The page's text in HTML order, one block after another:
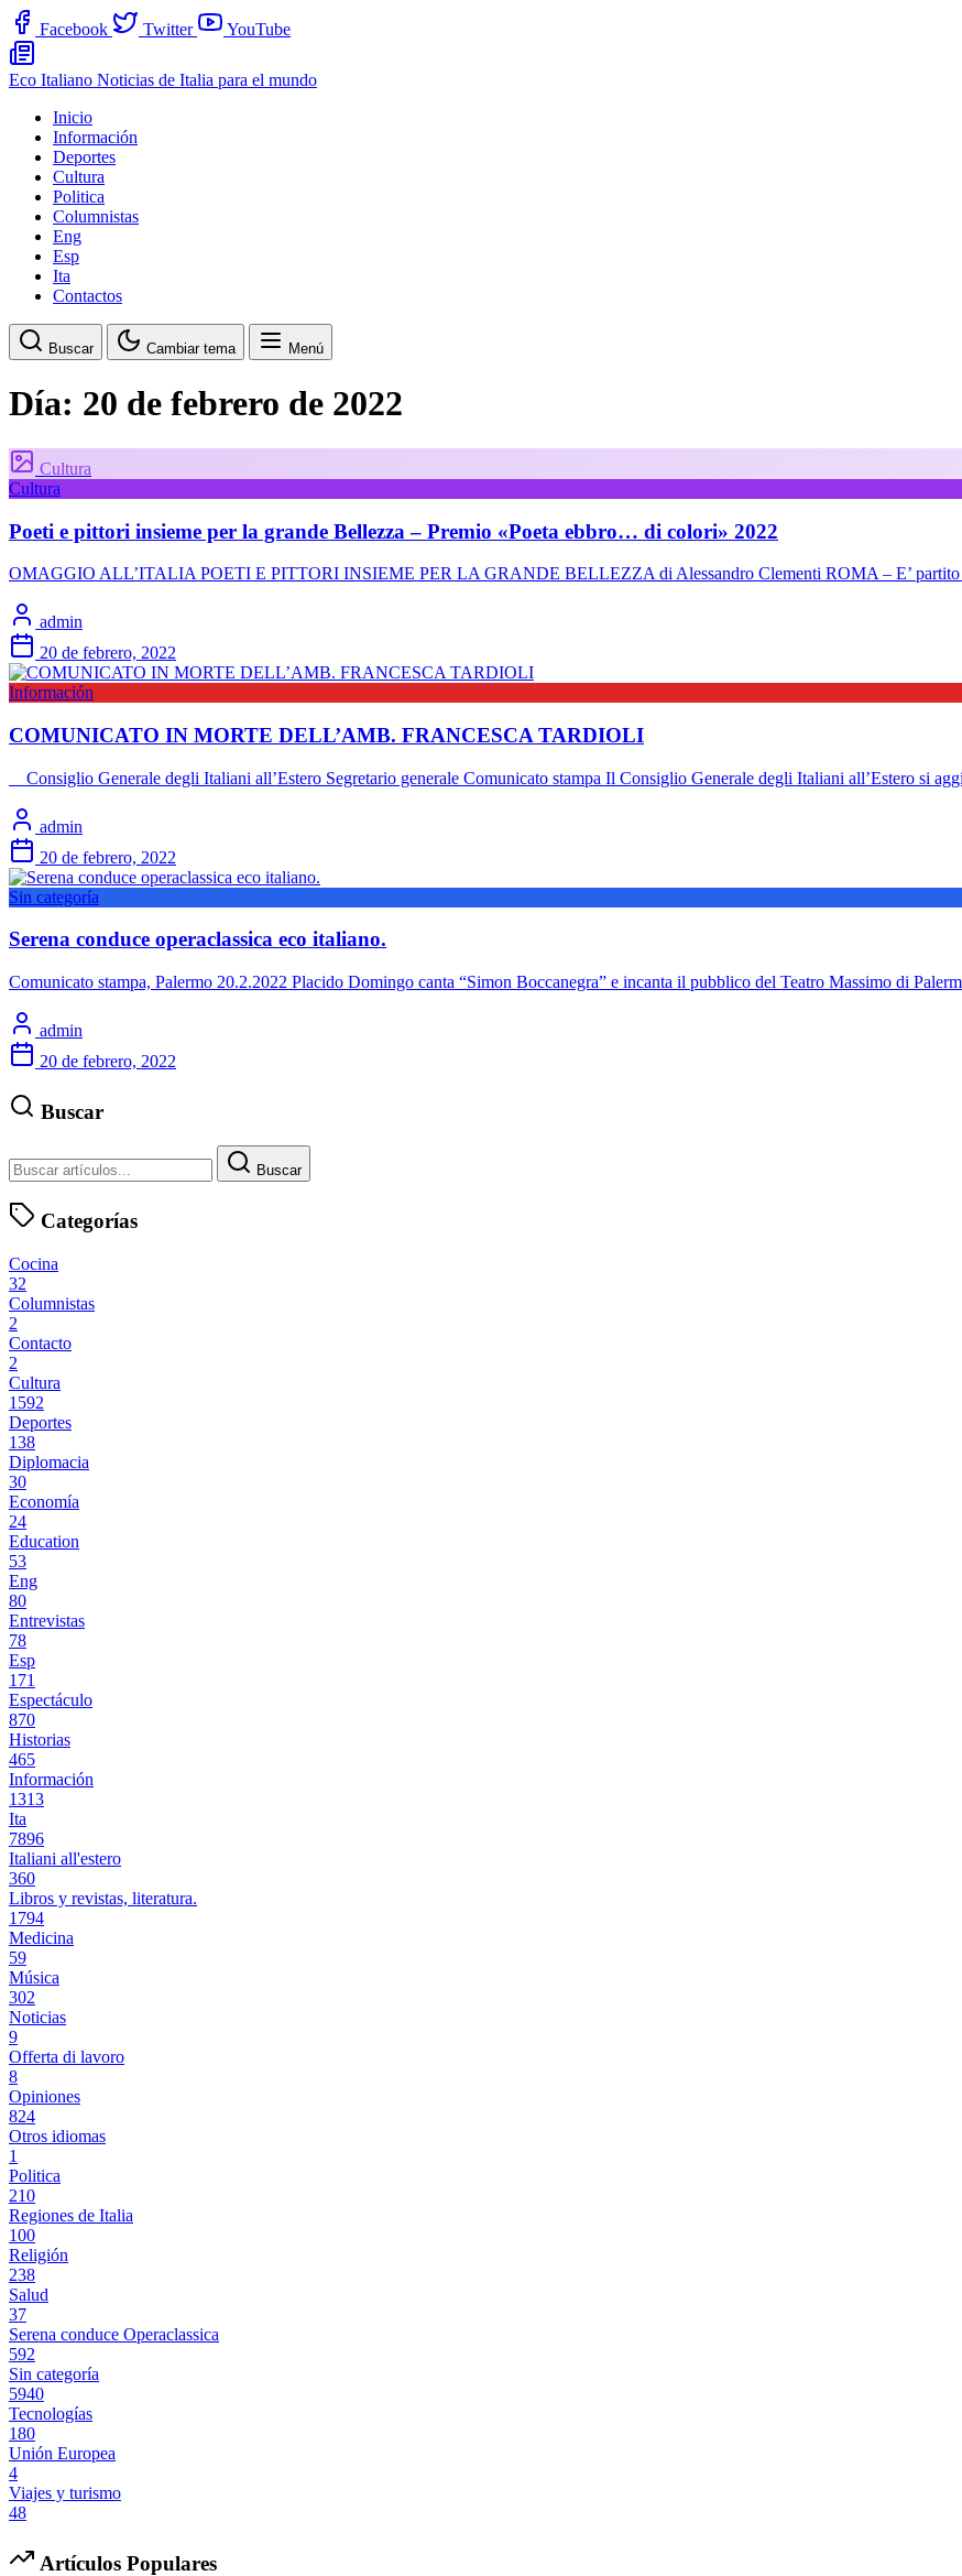
Facebook Twitter YouTube
Eco Italiano Noticias de Italia para el mundo
Inicio
Información
Deportes
Cultura
Politica
Columnistas
Eng
Esp
Ita
Contactos
Buscar Cambiar tema Menú
Día: 20 de febrero de 2022
Cultura
Cultura
Poeti e pittori insieme per la grande Bellezza – Premio «Poeta ebbro… di colori» 2022
OMAGGIO ALL’ITALIA POETI E PITTORI INSIEME PER LA GRANDE BELLEZZA di Alessandro Clementi ROMA – E’
admin
20 de febrero, 2022
Información
COMUNICATO IN MORTE DELL’AMB. FRANCESCA TARDIOLI
Consiglio Generale degli Italiani all’Estero Segretario generale Comunicato stampa Il Consiglio Generale degli Italiani all’Estero si
admin
20 de febrero, 2022
Sin categoría
Serena conduce operaclassica eco italiano.
Comunicato stampa, Palermo 20.2.2022 Placido Domingo canta “Simon Boccanegra” e incanta il pubblico del Teatro Massimo di
admin
20 de febrero, 2022
Buscar
Buscar
Categorías
Cocina
32
Columnistas
2
Contacto
2
Cultura
1592
Deportes
138
Diplomacia
30
Economía
24
Education
53
Eng
80
Entrevistas
78
Esp
171
Espectáculo
870
Historias
465
Información
1313
Ita
7896
Italiani all'estero
360
Libros y revistas, literatura.
1794
Medicina
59
Música
302
Noticias
9
Offerta di lavoro
8
Opiniones
824
Otros idiomas
1
Politica
210
Regiones de Italia
100
Religión
238
Salud
37
Serena conduce Operaclassica
592
Sin categoría
5940
Tecnologías
180
Unión Europea
4
Viajes y turismo
48
Artículos Populares